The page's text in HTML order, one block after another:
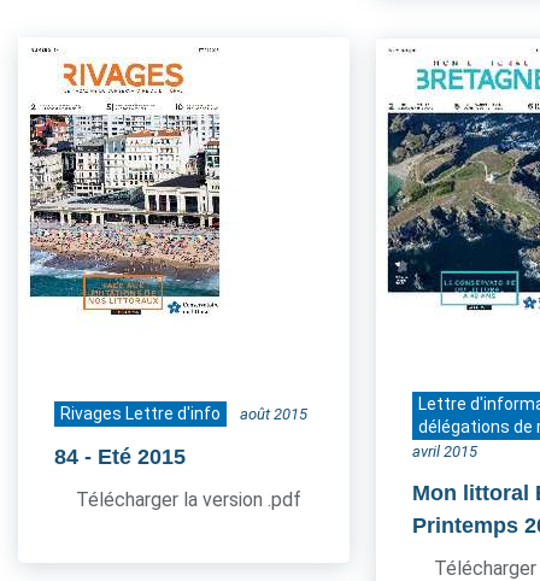
Rivages Lettre d'info août 2015
84 - Eté 2015
Télécharger la version .pdf
Lettre
délégations de
avril 2015
Mon littoral
Printemps